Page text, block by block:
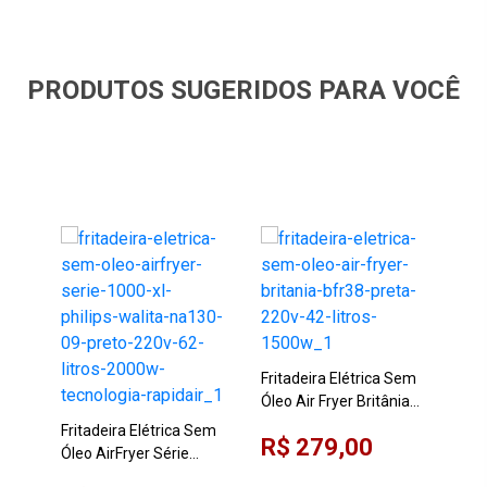
PRODUTOS SUGERIDOS PARA VOCÊ
Fritadeira Elétrica Sem
Óleo AirFryer Série
Fritadeira Elétrica Sem
Óleo Air Fryer Britânia
Litros 1500W
R$ 279,00